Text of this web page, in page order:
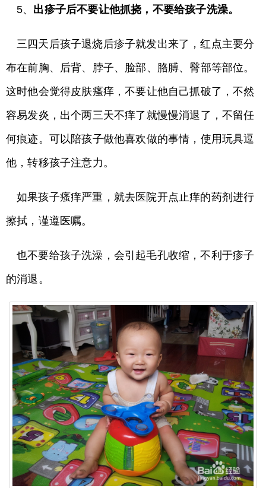
5、 出疹子后不要让他抓挠，不要给孩子洗澡。
三四天后孩子退烧后疹子就发出来了，红点主要分
布在前胸、后背、脖子、脸部、胳膊、臀部等部位。
这时他会觉得皮肤瘙痒，不要让他自己抓破了，不然
容易发炎，出个两三天不痒了就慢慢消退了，不留任
何痕迹。可以陪孩子做他喜欢做的事情，使用玩具逗
他，转移孩子注意力。
如果孩子瘙痒严重，就去医院开点止痒的药剂进行
擦拭，谨遵医嘱。
也不要给孩子洗澡，会引起毛孔收缩，不利于疹子
的消退。